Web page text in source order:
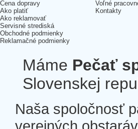
Cena dopravy
Ako platiť
Ako reklamovať
Servisné strediská
Obchodné podmienky
Reklamačné podmienky
Voľné
Kontakty
Máme Pečať
Slovenskej
Naša spoločnosť